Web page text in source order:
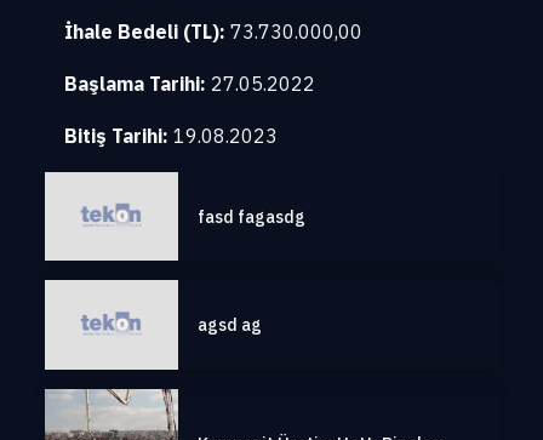
İhale Bedeli (TL): 73.730.000,00
Başlama Tarihi: 27.05.2022
Bitiş Tarihi: 19.08.2023
fasd fagasdg
agsd ag